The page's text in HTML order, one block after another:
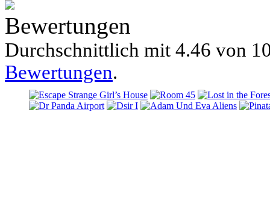
Bewertungen
Durchschnittlich mit 4.46 von
Bewertungen.